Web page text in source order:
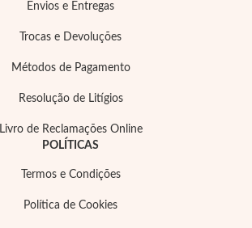
Envios e Entregas
Trocas e Devoluções
Métodos de Pagamento
Resolução de Litígios
Livro de Reclamações Online
POLÍTICAS
Termos e Condições
Política de Cookies